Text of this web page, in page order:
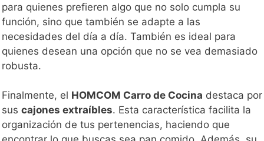
para quienes prefieren algo que no solo cumpla su
función, sino que también se adapte a las
necesidades del día a día. También es ideal para
quienes desean una opción que no se vea demasiado
robusta.
Finalmente, el HOMCOM Carro de Cocina destaca por
sus cajones extraíbles. Esta característica facilita la
organización de tus pertenencias, haciendo que